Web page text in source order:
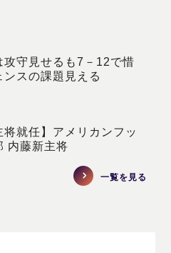
攻守見せるも7－12で惜
スの課題見える
将就任】アメリカンフッ
内藤新主将
一覧を見る